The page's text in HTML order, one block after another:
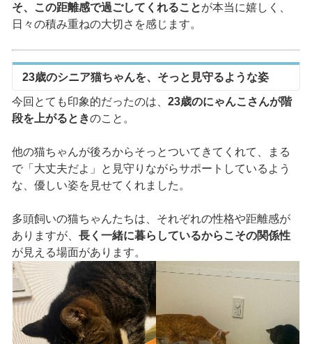
そ、この距離感で過ごしてくれることが本当に嬉しく、
日々の積み重ねの大切さを感じます。
23歳のシニア猫ちゃんを、そっと見守るような姿
今回とても印象的だったのは、 23歳のにゃんこさんが階
段を上がるときのこと。
他の猫ちゃんが後ろからそっとついてきてくれて、まる
で「大丈夫だよ」と見守りながらサポートしているよう
な、優しい姿を見せてくれました。
多頭飼いの猫ちゃんたちは、それぞれの性格や距離感が
ありますが、 長く一緒に暮らしているからこその関係性
が見える場面があります。